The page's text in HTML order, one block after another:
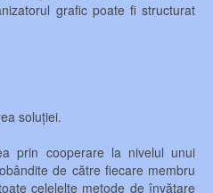
grafic poate fi structurat
soluției.
prin cooperare la nivelul unui
de către fiecare membru
celelelte metode de învătare